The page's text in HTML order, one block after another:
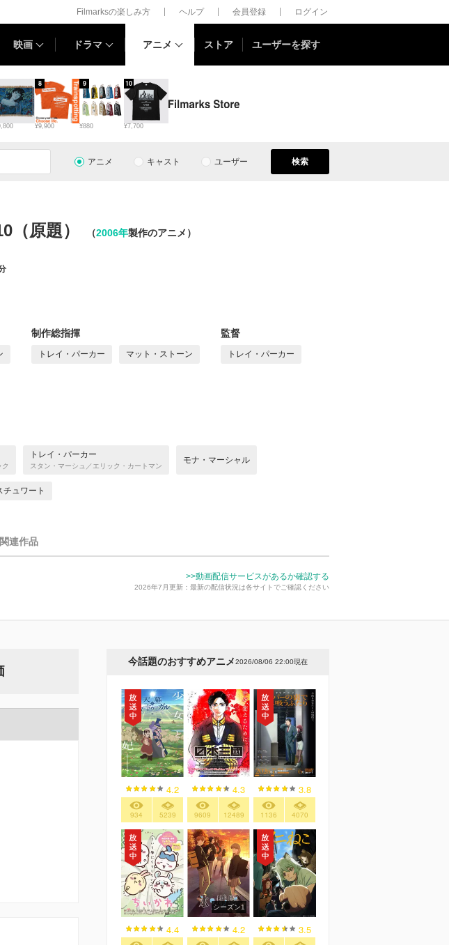
Filmarksの楽しみ方 ヘルプ 会員登録 ログイン
映画 ドラマ アニメ ストア ユーザーを探す
¥9,900
8
¥880
9
¥7,700
10
アニメ キャスト ユーザー 検索
原題） （2006年製作のアニメ）
制作総指揮
トレイ・パーカー マット・ストーン
監督
トレイ・パーカー
トレイ・パーカー
スタン・マーシュ／エリック・カートマン
モナ・マーシャル
チュワート
関連作品
>>動画配信サービスがあるか確認する
2026年7月更新：最新の配信状況は各サイトでご確認ください
今話題のおすすめアニメ2026/08/06 22:00現在
4.2
934 5239
4.3
9609 12489
3.8
1136 4070
4.4
シーズン1
4.2 3.5